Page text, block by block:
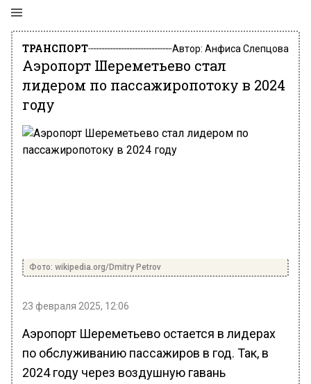
ТРАНСПОРТ Автор: Анфиса Слепцова
Аэропорт Шереметьево стал
лидером по пассажиропотоку в 2024
году
Фото: wikipedia.org/Dmitry Petrov
23 февраля 2025, 12:06
Аэропорт Шереметьево остается в лидерах
по обслуживанию пассажиров в год. Так, в
2024 году через воздушную гавань